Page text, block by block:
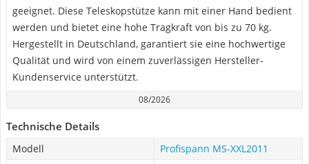
geeignet. Diese Teleskopstütze kann mit einer Hand bedient
werden und bietet eine hohe Tragkraft von bis zu 70 kg.
Hergestellt in Deutschland, garantiert sie eine hochwertige
Qualität und wird von einem zuverlässigen Hersteller-
Kundenservice unterstützt.
08/2026
Technische Details
Modell
Profispann MS-XXL2011